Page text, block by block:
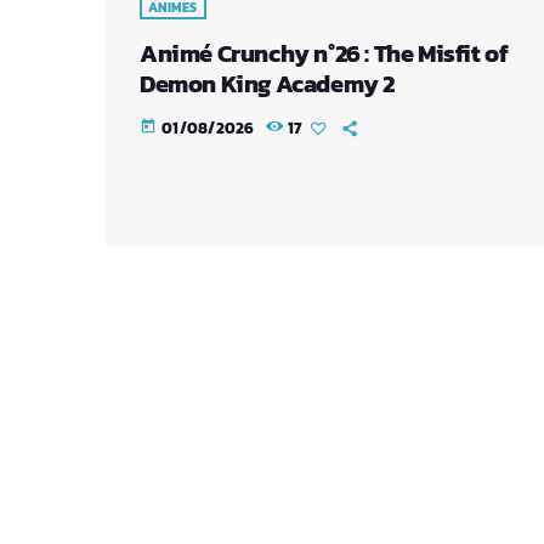
ANIMES
Animé Crunchy n°26 : The Misfit of
Demon King Academy 2
today 01/08/2026 17